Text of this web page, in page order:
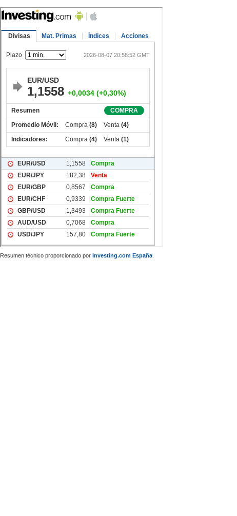
Resumen técnico proporcionado por Investing.com España